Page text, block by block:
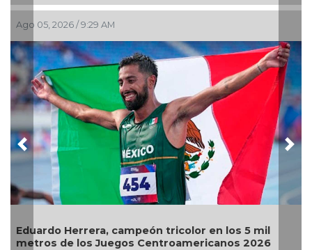
Ago 05, 2026 / 9:29 AM
Eduardo Herrera, campeón tricolor en los 5 mil
metros de los Juegos Centroamericanos 2026
Previous